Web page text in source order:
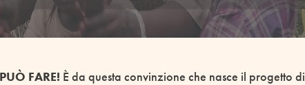
FARE! È da questa convinzione che nasce il progetto di